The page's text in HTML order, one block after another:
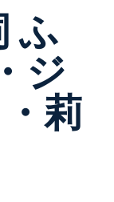
ふ
ジ
莉